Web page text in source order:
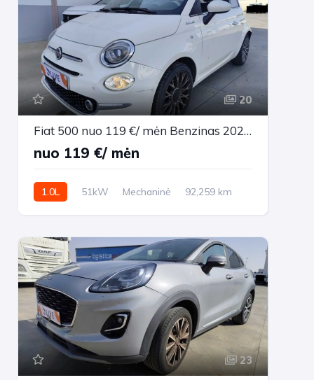
20
Fiat 500 nuo 119 €/ mėn Benzinas 2023m. Sedanas Mechaninė
nuo 119 €/ mėn
1.0L 51kW Mechaninė
92,259 km
23